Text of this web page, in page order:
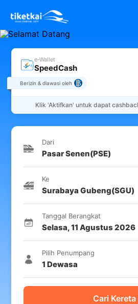
e-Wallet
SpeedCash
Berizin & diawasi oleh
Klik 'Aktifkan' untuk dapat
Dari
Pasar Senen(PSE)
Ke
Surabaya Gubeng(SGU)
Tanggal Berangkat
Selasa,11 Agustus 2026
Pilih Penumpang
1 Dewasa
Cari Kereta